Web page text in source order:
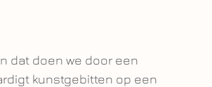
dat doen we door een
kunstgebitten op een